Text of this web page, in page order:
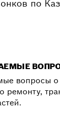
по
вопросы
ремонту,